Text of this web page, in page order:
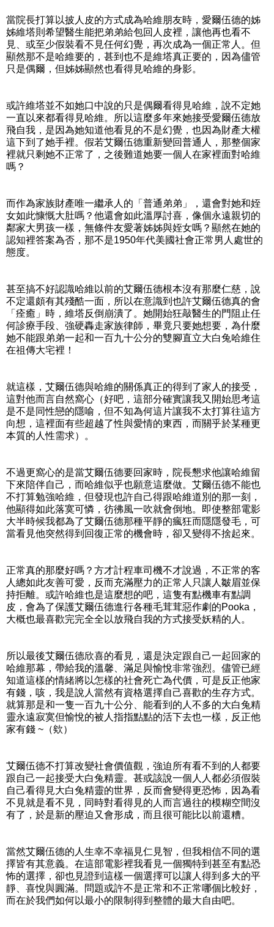
當院長打算以披人皮的方式成為哈維朋友時，愛爾伍德的姊
姊維塔則希望醫生能把弟弟給包回人皮裡，讓他再也看不
見、或至少假裝看不見任何幻覺，再次成為一個正常人。但
顯然那不是哈維要的，甚到也不是維塔真正要的，因為儘管
只是偶爾，但姊姊顯然也看得見哈維的身影。
或許維塔並不如她口中說的只是偶爾看得見哈維，說不定她
一直以來都看得見哈維。所以這麼多年來她接受愛爾伍德放
飛自我，是因為她知道他看見的不是幻覺，也因為財產大權
這下到了她手裡。假若艾爾伍德重新變回普通人，那整個家
裡就只剩她不正常了，之後難道她要一個人在家裡面對哈維
嗎？
而作為家族財產唯一繼承人的「普通弟弟」，還會對她和姪
女如此慷慨大肚嗎？他還會如此溫厚討喜，像個永遠親切的
鄰家大男孩一樣，無條件友愛著姊姊與姪女嗎？顯然在她的
認知裡答案為否，那不是1950年代美國社會正常男人處世的
態度。
甚至搞不好認識哈維以前的艾爾伍德根本沒有那麼仁慈，說
不定還頗有其殘酷一面，所以在意識到也許艾爾伍德真的會
「痊癒」時，維塔反倒崩潰了。她開始狂敲醫生的門阻止任
何診療手段、強硬轟走家族律師，畢竟只要她想要，為什麼
她不能跟弟弟一起和一百九十公分的雙腳直立大白兔哈維住
在祖傳大宅裡！
就這樣，艾爾伍德與哈維的關係真正的得到了家人的接受，
這對他而言自然窩心（好吧，這部分確實讓我又開始思考這
是不是同性戀的隱喻，但不知為何這片讓我不太打算往這方
向想，這裡面有些超越了性與愛情的東西，而關乎於某種更
本質的人性需求）。
不過更窩心的是當艾爾伍德要回家時，院長懇求他讓哈維留
下來陪伴自己，而哈維似乎也願意這麼做。艾爾伍德不能也
不打算勉強哈維，但發現也許自己得跟哈維道別的那一刻，
他顯得如此落寞可憐，彷彿風一吹就會倒地。即使整部電影
大半時候我都為了艾爾伍德那種平靜的瘋狂而隱隱發毛，可
當看見他突然得到回復正常的機會時，卻又變得不捨起來。
正常真的那麼好嗎？方才計程車司機不才說過，不正常的客
人總如此友善可愛，反而充滿壓力的正常人只讓人皺眉並保
持拒離。或許哈維也是這麼想的吧，這隻有點機車有點調
皮，會為了保護艾爾伍德進行各種毛茸茸惡作劇的Pooka，
大概也最喜歡完完全全以放飛自我的方式接受妖精的人。
所以最後艾爾伍德欣喜的看見，還是決定跟自己一起回家的
哈維那幕，帶給我的溫馨、滿足與愉悅非常強烈。儘管已經
知道這樣的情緒將以怎樣的社會死亡為代價，可是反正他家
有錢，咳，我是說人當然有資格選擇自己喜歡的生存方式。
就算那是和一隻一百九十公分、能看到的人不多的大白兔精
靈永遠寂寞但愉悅的被人指指點點的活下去也一樣，反正他
家有錢 ~（欸）
艾爾伍德不打算改變社會價值觀，強迫所有看不到的人都要
跟自己一起接受大白兔精靈。甚或該說一個人人都必須假裝
自己看得見大白兔精靈的世界，反而會變得更恐怖，因為看
不見就是看不見，同時對看得見的人而言過往的模糊空間沒
有了，於是新的壓迫又會形成，而且很可能比以前還糟。
當然艾爾伍德的人生幸不幸福見仁見智，但我相信不同的選
擇皆有其意義。在這部電影裡我看見一個獨特到甚至有點恐
怖的選擇，卻也見證到這樣一個選擇可以讓人得到多大的平
靜、喜悅與圓滿。問題或許不是正常和不正常哪個比較好，
而在於我們如何以最小的限制得到整體的最大自由吧。